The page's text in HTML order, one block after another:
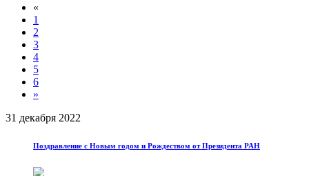
«
1
2
3
4
5
6
»
31 декабря 2022
Поздравление с Новым годом и Рождеством от Президента РАН